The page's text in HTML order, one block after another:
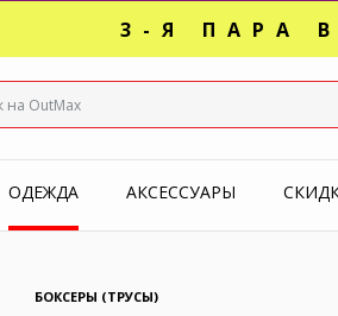
3-Я ПАРА
ПОСЛЕДНИЕ
ОДЕЖДА АКСЕССУАРЫ
БОКСЕРЫ (ТРУСЫ)